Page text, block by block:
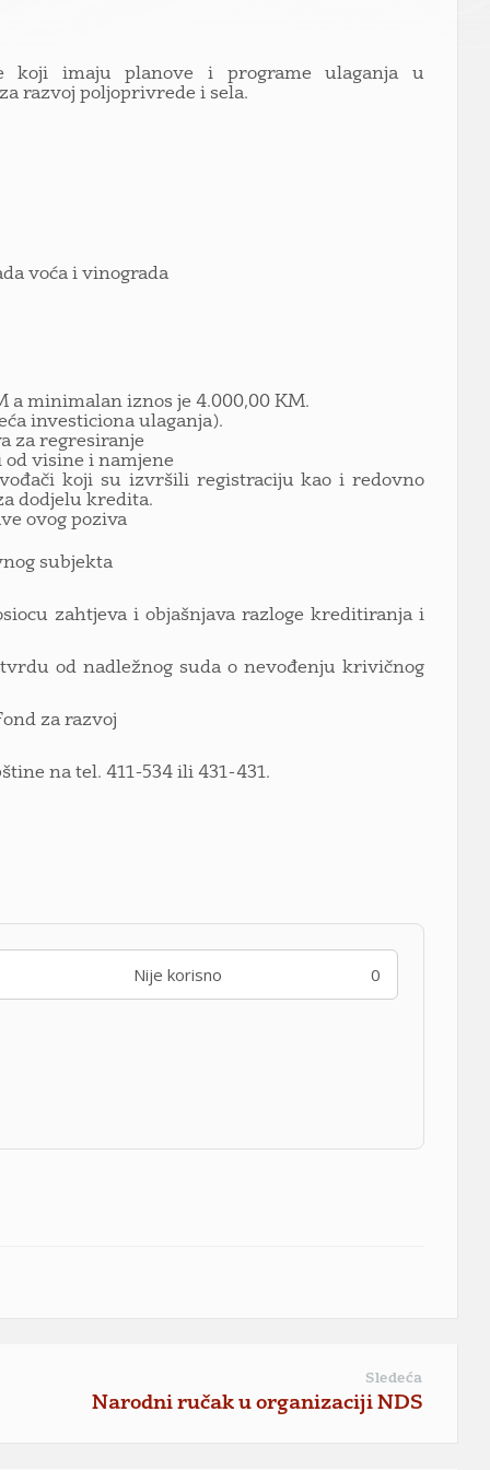
koji imaju planove i programe ulaganja u
razvoj poljoprivrede i sela.
voća i vinograda
minimalan iznos je 4.000,00 KM.
investiciona ulaganja).
za regresiranje
visine i namjene
koji su izvršili registraciju kao i redovno
dodjelu kredita.
ovog poziva
subjekta
zahtjeva i objašnjava razloge kreditiranja i
od nadležnog suda o nevođenju krivičnog
za razvoj
na tel. 411-534 ili 431-431.
Nije korisno 0
Sledeća
Narodni ručak u organizaciji NDS